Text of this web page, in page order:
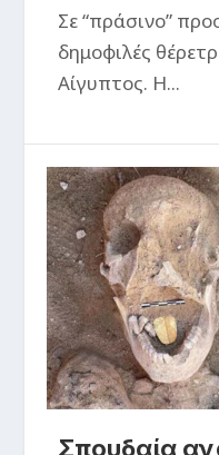
Σε “πράσινο”
δημοφιλές
Αίγυπτος. Η...
Σπουδαία